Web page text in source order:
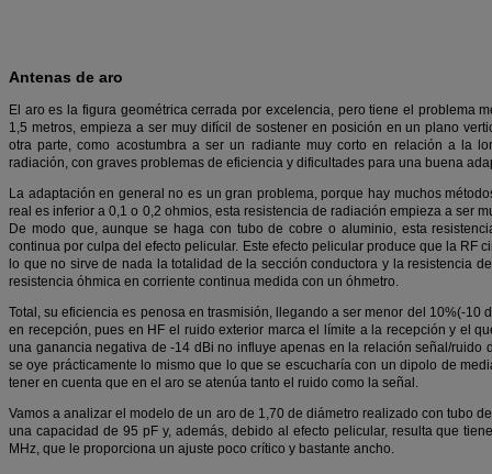
Antenas de aro
El aro es la figura geométrica cerrada por excelencia, pero tiene el problema
1,5 metros, empieza a ser muy difícil de sostener en posición en un plano
otra parte, como acostumbra a ser un radiante muy corto en relación a la
radiación, con graves problemas de eficiencia y dificultades para una buena
La adaptación en general no es un gran problema, porque hay muchos
real es inferior a 0,1 o 0,2 ohmios, esta resistencia de radiación empieza a ser
De modo que, aunque se haga con tubo de cobre o aluminio, esta
continua por culpa del efecto pelicular. Este efecto pelicular produce que la RF
lo que no sirve de nada la totalidad de la sección conductora y la resistencia
resistencia óhmica en corriente continua medida con un óhmetro.
Total, su eficiencia es penosa en trasmisión, llegando a ser menor del 10%(-10
en recepción, pues en HF el ruido exterior marca el límite a la recepción y el
una ganancia negativa de -14 dBi no influye apenas en la relación señal/ruido
se oye prácticamente lo mismo que lo que se escucharía con un dipolo de
tener en cuenta que en el aro se atenúa tanto el ruido como la señal.
Vamos a analizar el modelo de un aro de 1,70 de diámetro realizado con tubo
una capacidad de 95 pF y, además, debido al efecto pelicular, resulta que
MHz, que le proporciona un ajuste poco crítico y bastante ancho.